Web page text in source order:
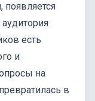
появляется
есть
и
на
в